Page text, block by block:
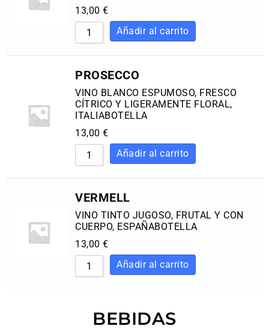
13,00 €
PROSECCO
VINO BLANCO ESPUMOSO, FRESCO
CÍTRICO Y LIGERAMENTE FLORAL,
ITALIABOTELLA
13,00 €
VERMELL
VINO TINTO JUGOSO, FRUTAL Y CON
CUERPO, ESPAÑABOTELLA
13,00 €
BEBIDAS